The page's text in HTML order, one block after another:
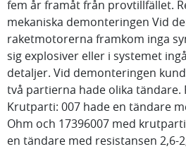
fem år framåt från provtillfället.
mekaniska demonteringen Vid
raketmotorerna framkom inga
sig explosiver eller i systemet
detaljer. Vid demonteringen
två partierna hade olika tändare.
Krutparti: 007 hade en tändare
Ohm och 17396007 med
en tändare med resistansen 2,6-